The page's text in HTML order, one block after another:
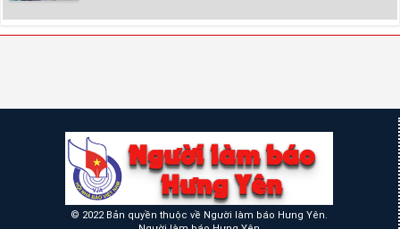
© 2022 Bản quyền thuộc về Người làm báo Hưng Yên.